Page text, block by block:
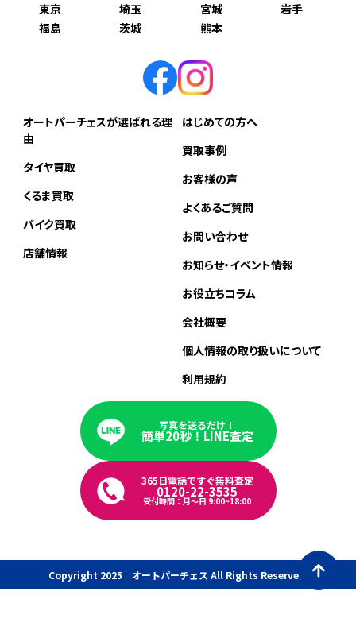
東京
埼玉 宮城
岩手
福島
茨城 熊本
オートパーチェスが選ばれる理
由
タイヤ買取
くるま買取
バイク買取
店舗情報
はじめての方へ
買取事例
お客様の声
よくあるご質問
お問い合わせ
お知らせ・イベント情報
お役立ちコラム
会社概要
個人情報の取り扱いについて
利用規約
写真を送るだけ！
簡単20秒！LINE査定
365日電話ですぐ無料査定
0120-22-3535
受付時間：月〜日 9:00~18:00
Copyright 2025 オートパーチェス All Rights Reserved.